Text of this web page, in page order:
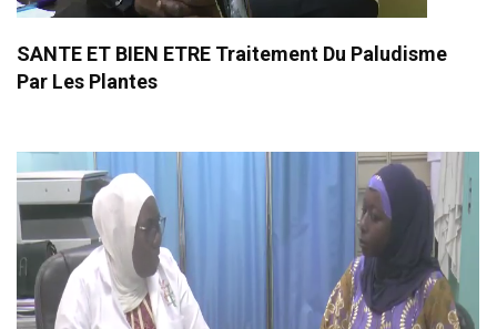
SANTE ET BIEN ETRE Traitement Du Paludisme
Par Les Plantes